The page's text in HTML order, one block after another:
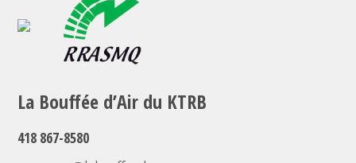
La Bouffée d’Air du KTRB
418 867-8580